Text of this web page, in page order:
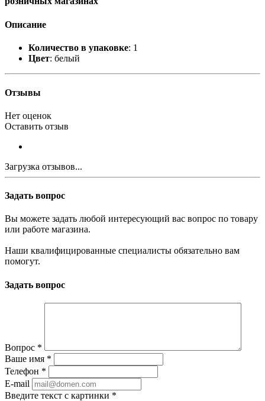
Описание
Количество в упаковке: 1
Цвет: белый
Отзывы
Нет оценок
Оставить отзыв
Загрузка отзывов...
Задать вопрос
Вы можете задать любой интересующий вас вопрос по товару
или работе магазина.
Наши квалифицированные специалисты обязательно вам
помогут.
Задать вопрос
Вопрос *
Ваше имя *
Телефон *
E-mail
Введите текст с картинки *